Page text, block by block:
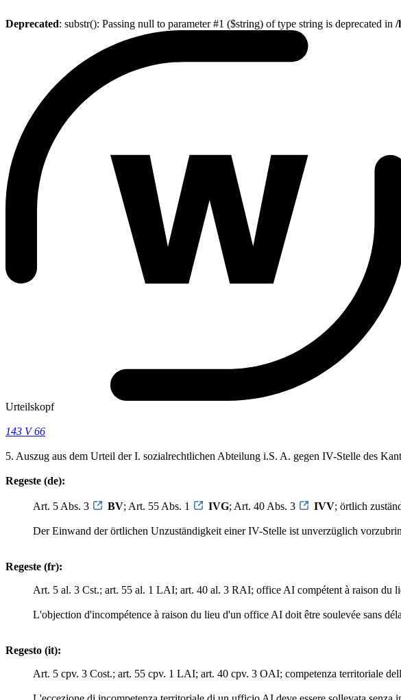
Deprecated: substr(): Passing null to parameter #1 ($string) of type string is deprecated in /
Urteilskopf
143 V 66
5. Auszug aus dem Urteil der I. sozialrechtlichen Abteilung i.S. A. gegen IV-Stelle des
Regeste (de):
Art. 5 Abs. 3 BV; Art. 55 Abs. 1 IVG; Art. 40 Abs. 3 IVV; örtlich
Der Einwand der örtlichen Unzuständigkeit einer IV-Stelle ist unverzüglich
Regeste (fr):
Art. 5 al. 3 Cst.; art. 55 al. 1 LAI; art. 40 al. 3 RAI; office AI compétent à raison du
L'objection d'incompétence à raison du lieu d'un office AI doit être soulevée sans
Regesto (it):
Art. 5 cpv. 3 Cost.; art. 55 cpv. 1 LAI; art. 40 cpv. 3 OAI; competenza territoriale